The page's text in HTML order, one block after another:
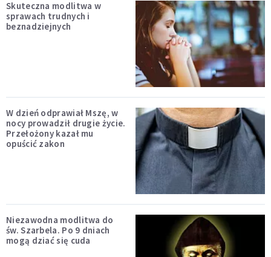
Skuteczna modlitwa w
sprawach trudnych i
beznadziejnych
W dzień odprawiał Mszę, w
nocy prowadził drugie życie.
Przełożony kazał mu
opuścić zakon
Niezawodna modlitwa do
św. Szarbela. Po 9 dniach
mogą dziać się cuda